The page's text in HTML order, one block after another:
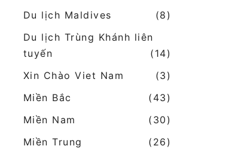
Du lịch Maldives
(8)
Du lịch Trùng Khánh liên
tuyến
(14)
Xin Chào Viet Nam
(3)
Miền Bắc
(43)
Miền Nam
(30)
Miền Trung
(26)